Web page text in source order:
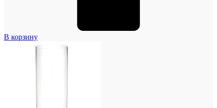
В корзину